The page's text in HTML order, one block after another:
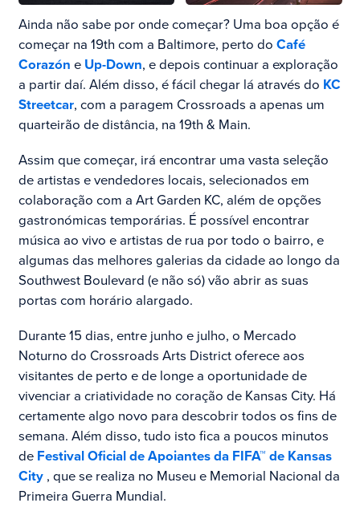
Ainda não sabe por onde começar? Uma boa opção é
começar na 19th com a Baltimore, perto do Café
Corazón e Up-Down, e depois continuar a exploração
a partir daí. Além disso, é fácil chegar lá através do KC
Streetcar, com a paragem Crossroads a apenas um
quarteirão de distância, na 19th & Main.
Assim que começar, irá encontrar uma vasta seleção
de artistas e vendedores locais, selecionados em
colaboração com a Art Garden KC, além de opções
gastronómicas temporárias. É possível encontrar
música ao vivo e artistas de rua por todo o bairro, e
algumas das melhores galerias da cidade ao longo da
Southwest Boulevard (e não só) vão abrir as suas
portas com horário alargado.
Durante 15 dias, entre junho e julho, o Mercado
Noturno do Crossroads Arts District oferece aos
visitantes de perto e de longe a oportunidade de
vivenciar a criatividade no coração de Kansas City. Há
certamente algo novo para descobrir todos os fins de
semana. Além disso, tudo isto fica a poucos minutos
de Festival Oficial de Apoiantes da FIFA™ de Kansas
City, que se realiza no Museu e Memorial Nacional da
Primeira Guerra Mundial.